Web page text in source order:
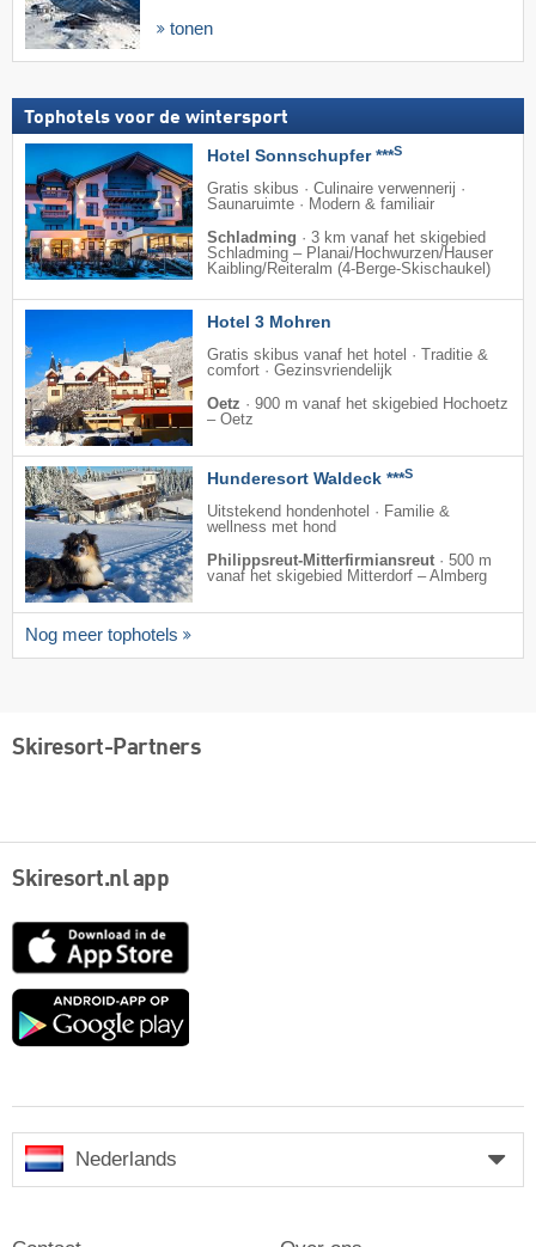
tonen
Tophotels voor de wintersport
Hotel Sonnschupfer ***S
Gratis skibus · Culinaire verwennerij ·
Saunaruimte · Modern & familiair
Schladming · 3 km vanaf het skigebied
Schladming – Planai/​Hochwurzen/​Hauser
Kaibling/​Reiteralm (4-Berge-Skischaukel)
Hotel 3 Mohren
Gratis skibus vanaf het hotel · Traditie &
comfort · Gezinsvriendelijk
Oetz · 900 m vanaf het skigebied Hochoetz
– Oetz
Hunderesort Waldeck ***S
Uitstekend hondenhotel · Familie &
wellness met hond
Philippsreut-Mitterfirmiansreut · 500 m
vanaf het skigebied Mitterdorf – Almberg
Nog meer tophotels
Skiresort-Partners
Skiresort.nl app
App
Google
Nederlands